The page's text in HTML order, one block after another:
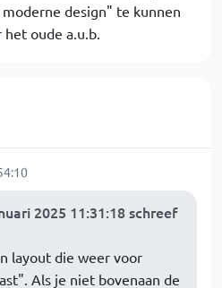
design" te kunnen
het oude a.u.b.
2025 11:31:18 schreef
layout die weer voor
Als je niet bovenaan de